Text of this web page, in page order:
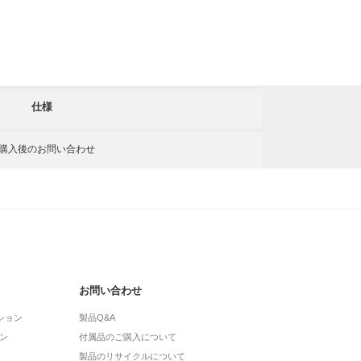
仕様
入後のお問い合わせ
ョン
お問い合わせ
製品Q&A
付属品のご購入について
製品のリサイクルについて